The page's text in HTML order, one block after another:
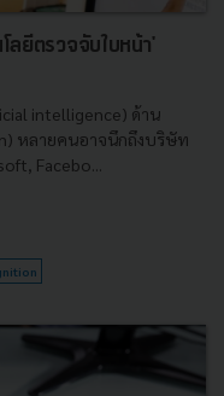
ลยีตรวจจับใบหน้า'
intelligence) ด้าน
หลายคนอาจนึกถึงบริษัท
Facebo...